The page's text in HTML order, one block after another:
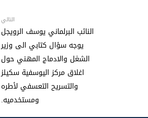
التالي
النائب البرلماني يوسف الرويجل
يوجه سؤال كتابي الى وزير
الشغل والادماج المهني حول
اغلاق مركز اليوسفية سكيلز
والتسريح التعسفي لأطره
ومستخدميه.